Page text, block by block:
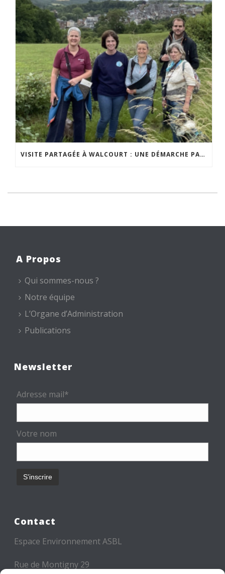
VISITE PARTAGÉE À WALCOURT : UNE DÉMARCHE PARTICIPATIVE ANIMÉE PAR ESPACE ENVIRONNEMENT
A Propos
Qui sommes-nous ?
Notre équipe
L’Organe d’Administration
Publications
Newsletter
Adresse mail*
Votre nom
Contact
Espace Environnement ASBL
Rue de Montigny 29